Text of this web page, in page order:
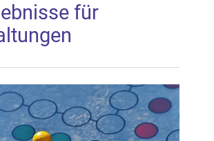
laden
der Karte akzeptieren Sie, dass die
Maps beim Aktivieren von
für